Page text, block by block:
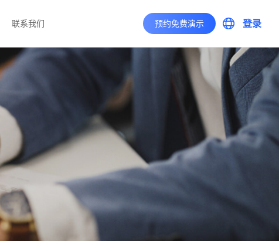
联系我们 预约免费演示 登录